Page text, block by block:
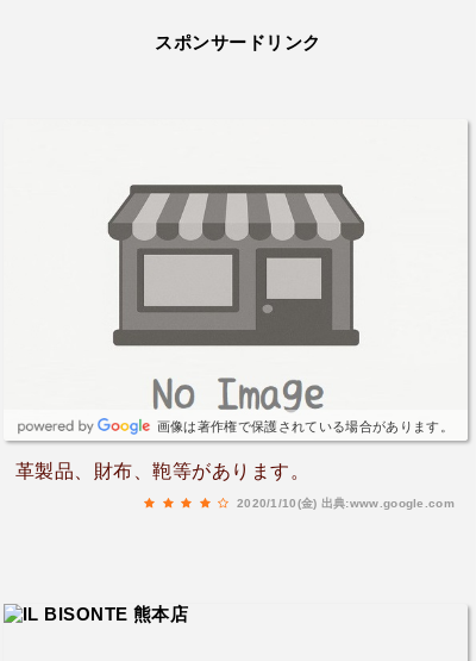
スポンサードリンク
画像は著作権で保護されている場合があります。
革製品、財布、鞄等があります。
2020/1/10(金) 出典:www.google.com